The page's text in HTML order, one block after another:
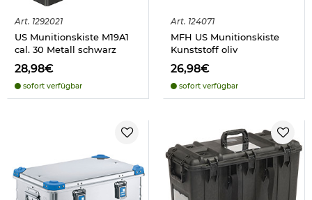
Art. 1292021
US Munitionskiste M19A1
cal. 30 Metall schwarz
28,98€
sofort verfügbar
Art. 124071
MFH US Munitionskiste
Kunststoff oliv
26,98€
sofort verfügbar